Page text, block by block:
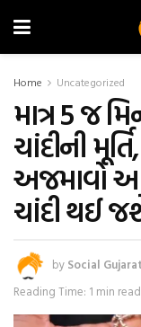
Home Uncategorized
માત્ર 5 જ
ચાંદીની
અજમાવો આ
ચાંદી થઈ
by Social
Reading Time: 1 min read